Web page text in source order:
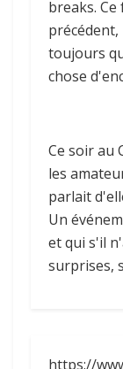
breaks.
toujours
chose
Ce soir au
les
parlait
Un
et qui s'il
surprises,
https://